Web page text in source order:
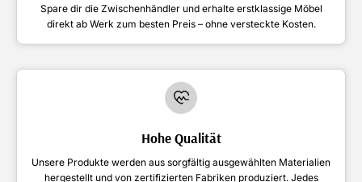
Spare dir die Zwischenhändler und erhalte erstklassige Möbel
direkt ab Werk zum besten Preis – ohne versteckte Kosten.
Hohe Qualität
Unsere Produkte werden aus sorgfältig ausgewählten Materialien
hergestellt und von zertifizierten Fabriken produziert. Jedes